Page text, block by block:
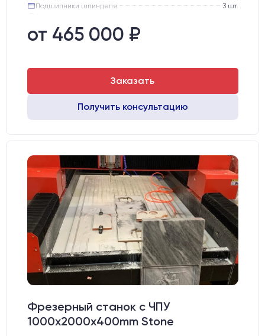
Подшипники шпинделя:
3 шт.
Двигатели:
от 465 000 ₽
Заказать
Получить консультацию
Фрезерный станок с ЧПУ
1000x2000х400mm Stone